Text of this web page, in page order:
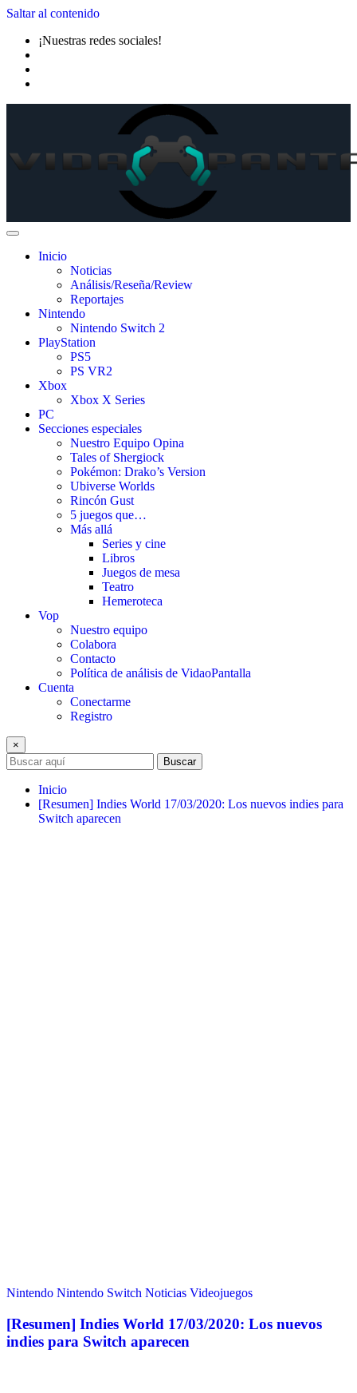
Saltar al contenido
¡Nuestras redes sociales!
Inicio
Noticias
Análisis/Reseña/Review
Reportajes
Nintendo
Nintendo Switch 2
PlayStation
PS5
PS VR2
Xbox
Xbox X Series
PC
Secciones especiales
Nuestro Equipo Opina
Tales of Shergiock
Pokémon: Drako’s Version
Ubiverse Worlds
Rincón Gust
5 juegos que…
Más allá
Series y cine
Libros
Juegos de mesa
Teatro
Hemeroteca
Vop
Nuestro equipo
Colabora
Contacto
Política de análisis de VidaoPantalla
Cuenta
Conectarme
Registro
×
Buscar
Inicio
[Resumen] Indies World 17/03/2020: Los nuevos indies para
Switch aparecen
Nintendo Nintendo Switch Noticias Videojuegos
[Resumen] Indies World 17/03/2020: Los nuevos
indies para Switch aparecen